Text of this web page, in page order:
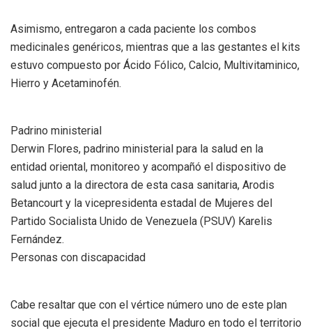
Asimismo, entregaron a cada paciente los combos
medicinales genéricos, mientras que a las gestantes el kits
estuvo compuesto por Ácido Fólico, Calcio, Multivitaminico,
Hierro y Acetaminofén.
Padrino ministerial
Derwin Flores, padrino ministerial para la salud en la
entidad oriental, monitoreo y acompañó el dispositivo de
salud junto a la directora de esta casa sanitaria, Arodis
Betancourt y la vicepresidenta estadal de Mujeres del
Partido Socialista Unido de Venezuela (PSUV) Karelis
Fernández.
Personas con discapacidad
Cabe resaltar que con el vértice número uno de este plan
social que ejecuta el presidente Maduro en todo el territorio